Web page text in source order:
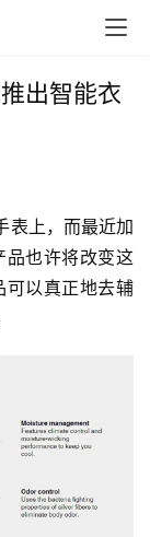
出智能衣
表上，而最近加
品也许将改变这
可以真正地去辅